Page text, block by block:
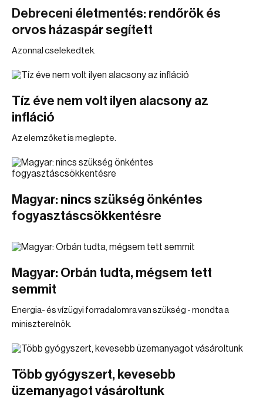
Debreceni életmentés: rendőrök és
orvos házaspár segített
Azonnal cselekedtek.
Tíz éve nem volt ilyen alacsony az
infláció
Az elemzőket is meglepte.
Magyar: nincs szükség önkéntes
fogyasztáscsökkentésre
Magyar: Orbán tudta, mégsem tett
semmit
Energia- és vízügyi forradalomra van szükség - mondta a
miniszterelnök.
Több gyógyszert, kevesebb
üzemanyagot vásároltunk